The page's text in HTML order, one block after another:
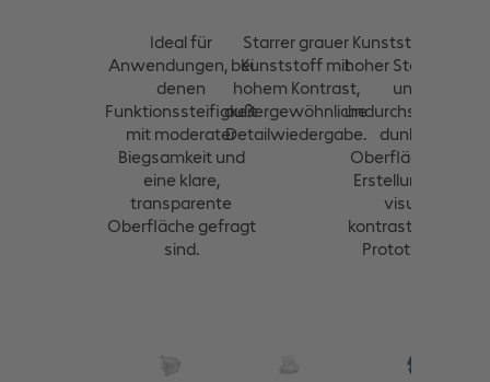
Ideal für
Anwendungen, bei
denen
Funktionssteifigkeit
mit moderater
Biegsamkeit und
eine klare,
transparente
Oberfläche gefragt
sind.
Starrer grauer
Kunststoff mit
hohem Kontrast,
außergewöhnliche
Detailwiedergabe.
Kunststoff mit
hoher Steifigkeit
und
undurchsichtiger
dunkler
Oberfläche zur
Erstellung von
visuell
kontrastreichen
Prototypen.